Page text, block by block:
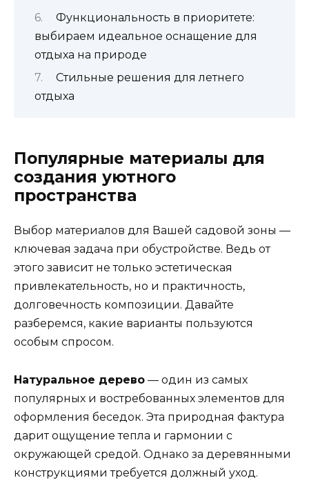
Функциональность в приоритете:
выбираем идеальное оснащение для
отдыха на природе
Стильные решения для летнего
отдыха
Популярные материалы для
создания уютного
пространства
Выбор материалов для Вашей садовой зоны —
ключевая задача при обустройстве. Ведь от
этого зависит не только эстетическая
привлекательность, но и практичность,
долговечность композиции. Давайте
разберемся, какие варианты пользуются
особым спросом.
Натуральное дерево — один из самых
популярных и востребованных элементов для
оформления беседок. Эта природная фактура
дарит ощущение тепла и гармонии с
окружающей средой. Однако за деревянными
конструкциями требуется должный уход.